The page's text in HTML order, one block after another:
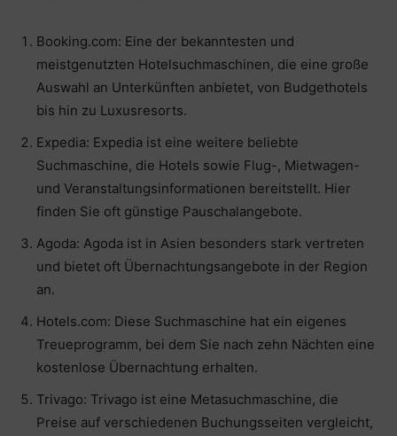
Booking.com: Eine der bekanntesten und
meistgenutzten Hotelsuchmaschinen, die eine große
Auswahl an Unterkünften anbietet, von Budgethotels
bis hin zu Luxusresorts.
Expedia: Expedia ist eine weitere beliebte
Suchmaschine, die Hotels sowie Flug-, Mietwagen-
und Veranstaltungsinformationen bereitstellt. Hier
finden Sie oft günstige Pauschalangebote.
Agoda: Agoda ist in Asien besonders stark vertreten
und bietet oft Übernachtungsangebote in der Region
an.
Hotels.com: Diese Suchmaschine hat ein eigenes
Treueprogramm, bei dem Sie nach zehn Nächten eine
kostenlose Übernachtung erhalten.
Trivago: Trivago ist eine Metasuchmaschine, die
Preise auf verschiedenen Buchungsseiten vergleicht,